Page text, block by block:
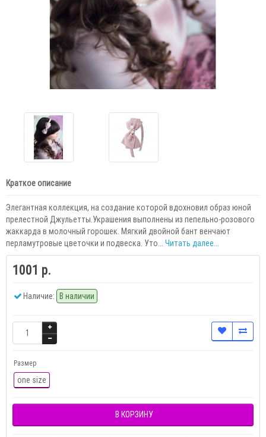
Краткое описание
Элегантная коллекция, на создание которой вдохновил образ юной
прелестной Джульетты.Украшения выполнены из пепельно-розового
жаккарда в молочный горошек. Мягкий двойной бант венчают
перламутровые цветочки и подвеска. Уто... Читать далее...
1001 р.
Наличие: В наличии
Размер
one size
В КОРЗИНУ